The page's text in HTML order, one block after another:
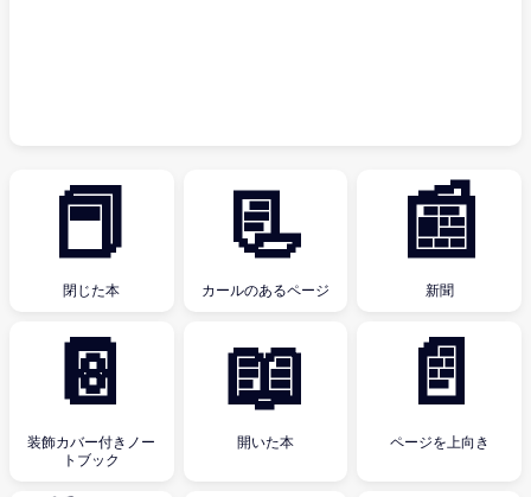
📕
閉じた本
📃
カールのあるページ
📰
新聞
📔
装飾カバー付きノー
トブック
📖
開いた本
📄
ページを上向き